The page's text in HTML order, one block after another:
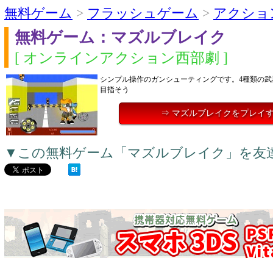
無料ゲーム > フラッシュゲーム > アクショ
無料ゲーム：マズルブレイク
[ オンラインアクション西部劇 ]
シンプル操作のガンシューティングです。4種類の
目指そう
⇒ マズルブレイクをプレイ
▼この無料ゲーム「マズルブレイク」を友